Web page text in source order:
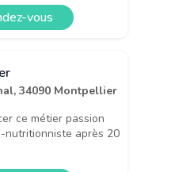
vous
34090 Montpellier
ce métier passion
nutritionniste après 20